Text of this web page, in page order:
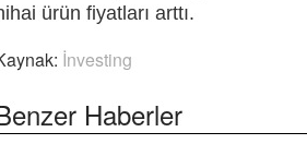
ürün fiyatları arttı.
İnvesting
Haberler